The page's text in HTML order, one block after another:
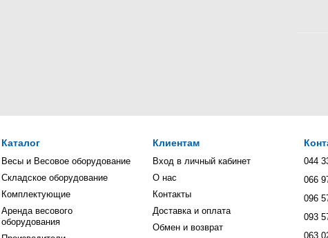
Каталог
Весы и Весовое оборудование
Складское оборудование
Комплектующие
Аренда весового
оборудования
Клиентам
Вход в личный кабинет
О нас
Контакты
Доставка и оплата
Обмен и возврат
044
066
096
093
063